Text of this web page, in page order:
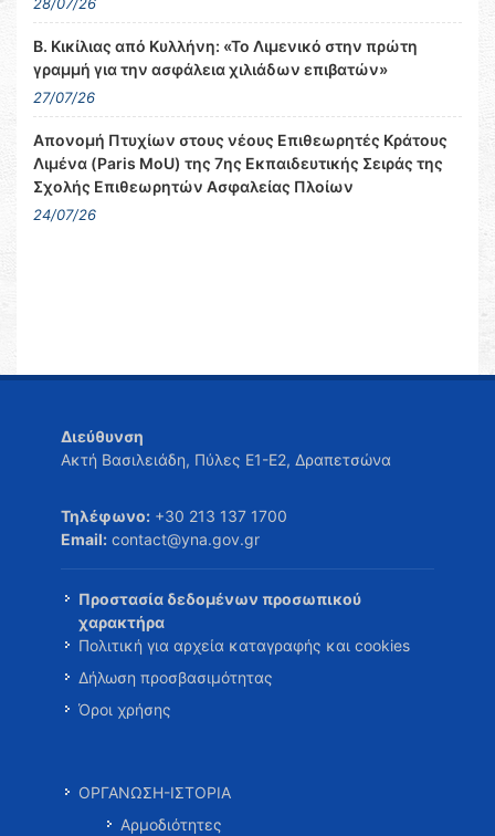
28/07/26
Β. Κικίλιας από Κυλλήνη: «Το Λιμενικό στην πρώτη
γραμμή για την ασφάλεια χιλιάδων επιβατών»
27/07/26
Απονομή Πτυχίων στους νέους Επιθεωρητές Κράτους
Λιμένα (Paris MoU) της 7ης Εκπαιδευτικής Σειράς της
Σχολής Επιθεωρητών Ασφαλείας Πλοίων
24/07/26
Διεύθυνση
Ακτή Βασιλειάδη, Πύλες Ε1-Ε2, Δραπετσώνα
Τηλέφωνο: +30 213 137 1700
Email: contact@yna.gov.gr
Προστασία δεδομένων προσωπικού
χαρακτήρα
Πολιτική για αρχεία καταγραφής και cookies
Δήλωση προσβασιμότητας
Όροι χρήσης
ΟΡΓΑΝΩΣΗ-ΙΣΤΟΡΙΑ
Αρμοδιότητες